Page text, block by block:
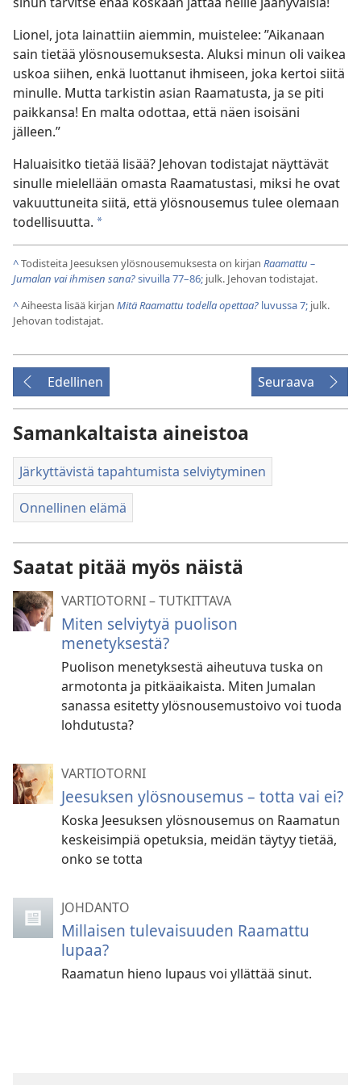
Lionel, jota lainattiin aiemmin, muistelee: ”Aikanaan
sain tietää ylösnousemuksesta. Aluksi minun oli vaikea
uskoa siihen, enkä luottanut ihmiseen, joka kertoi siitä
minulle. Mutta tarkistin asian Raamatusta, ja se piti
paikkansa! En malta odottaa, että näen isoisäni
jälleen.”
Haluaisitko tietää lisää? Jehovan todistajat näyttävät
sinulle mielellään omasta Raamatustasi, miksi he ovat
vakuuttuneita siitä, että ylösnousemus tulee olemaan
todellisuutta. *
^Todisteita Jeesuksen ylösnousemuksesta on kirjan Raamattu –
Jumalan vai ihmisen sana?sivuilla 77–86; julk. Jehovan todistajat.
^Aiheesta lisää kirjan Mitä Raamattu todella opettaa? luvussa 7; julk.
Jehovan todistajat.
Edellinen Seuraava
Samankaltaista aineistoa
Järkyttävistä tapahtumista selviytyminen
Onnellinen elämä
Saatat pitää myös näistä
VARTIOTORNI – TUTKITTAVA
Miten selviytyä puolison
menetyksestä?
Puolison menetyksestä aiheutuva tuska on
armotonta ja pitkäaikaista. Miten Jumalan
sanassa esitetty ylösnousemustoivo voi tuoda
lohdutusta?
VARTIOTORNI
Jeesuksen ylösnousemus – totta vai ei?
Koska Jeesuksen ylösnousemus on Raamatun
keskeisimpiä opetuksia, meidän täytyy tietää,
onko se totta
JOHDANTO
Millaisen tulevaisuuden Raamattu
lupaa?
Raamatun hieno lupaus voi yllättää sinut.